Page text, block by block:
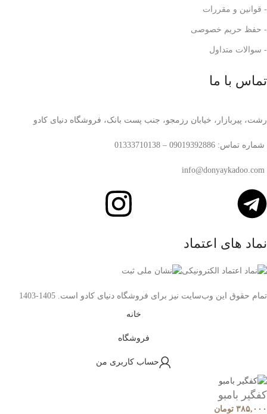
- قوانین و مقررات
- حفظ حریم خصوصی
- سوالات متداول
تماس با ما
رشت، پیربازار، خیابان رزمجو، جنب پست بانک، فروشگاه دنیای کادو
شماره تماس: 09019392886 – 01333710138
نماد های اعتماد
تمام حقوق اين وب‌سايت نیز برای فروشگاه دنیای کادو است. 1405-1403
خانه
فروشگاه
حساب کاربری من
کفگیر بامبو
۳۸۵,۰۰۰ تومان